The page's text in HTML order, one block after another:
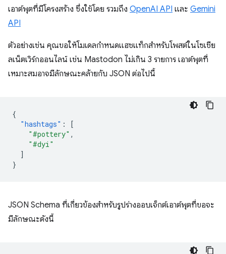
เอาต์พุตที่มีโครงสร้าง ซึ่งใช้โดย รวมถึง OpenAI API และ Gemini
API
ตัวอย่างเช่น คุณขอให้โมเดลกำหนดแฮชแท็กสำหรับโพสต์ในโซเชีย
ลเน็ตเวิร์กออนไลน์ เช่น Mastodon ไม่เกิน 3 รายการ เอาต์พุตที่
เหมาะสมอาจมีลักษณะคล้ายกับ JSON ต่อไปนี้
{
"hashtags" :
[
"#pottery" ,
"#dyi"
]
}
JSON Schema ที่เกี่ยวข้องสำหรับรูปร่างออบเจ็กต์เอาต์พุตที่ขอจะ
มีลักษณะดังนี้